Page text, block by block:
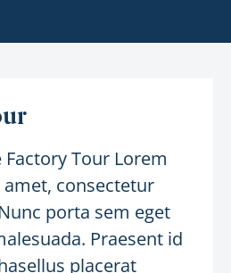
Tour Lorem
consectetur
porta sem eget
Praesent id
placerat